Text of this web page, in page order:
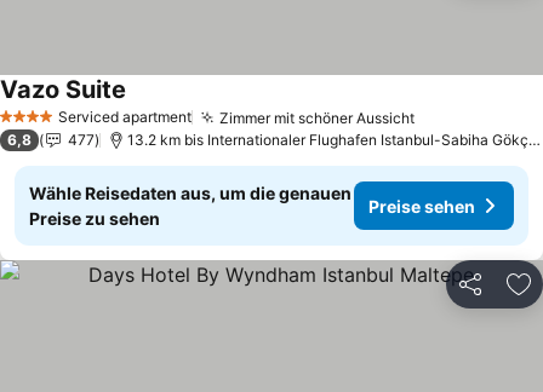
4 Sterne Serviced apartment Zimmer mit schöner AussichtPreise sehen
Vazo Suite
6,8 477 13.2 km bis Internationaler Flughafen Istanbul-Sabiha
Wähle Reisedaten aus, um die genauen
Preise zu sehen
Preise sehen
Teilen